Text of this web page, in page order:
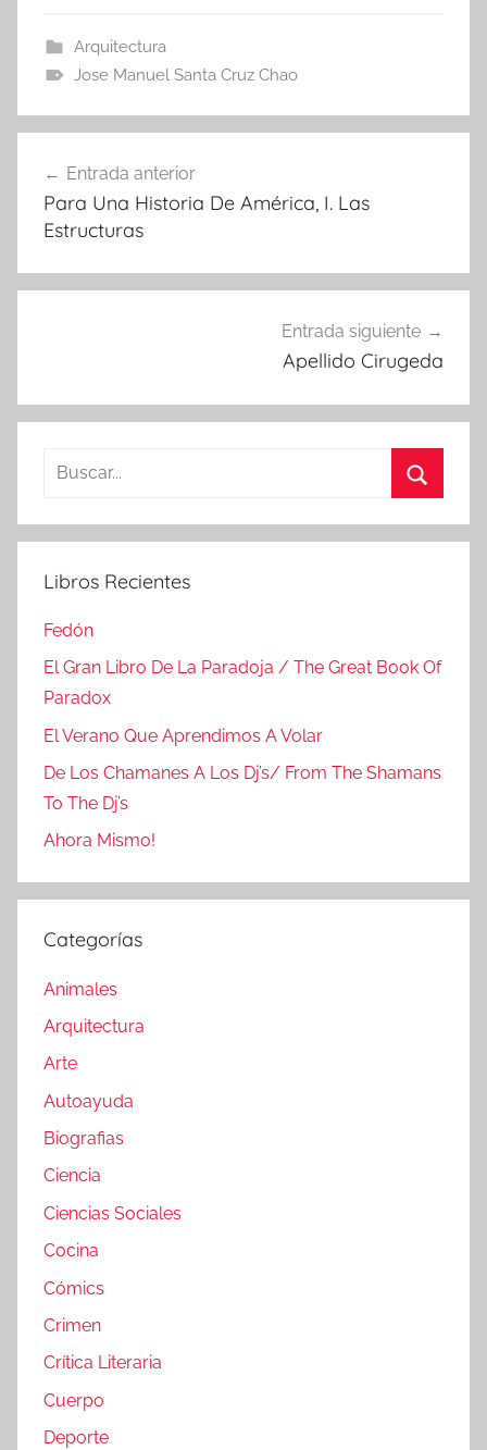
Arquitectura
Jose Manuel Santa Cruz Chao
de
entradas
Entrada anterior
Para Una Historia De América, I. Las
Estructuras
Entrada siguiente
Apellido Cirugeda
Buscar:
Libros Recientes
Fedón
El Gran Libro De La Paradoja / The Great Book Of
Paradox
El Verano Que Aprendimos A Volar
De Los Chamanes A Los Dj’s/ From The Shamans
To The Dj’s
Ahora Mismo!
Categorías
Animales
Arquitectura
Arte
Autoayuda
Biografias
Ciencia
Ciencias Sociales
Cocina
Cómics
Crimen
Crítica Literaria
Cuerpo
Deporte